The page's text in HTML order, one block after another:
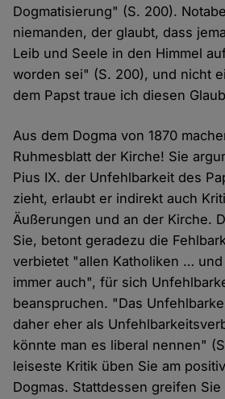
Dogmatisierung" (S. 200).
niemanden, der glaubt, dass
Leib und Seele in den Himmel
worden sei" (S. 200), und nicht
dem Papst traue ich diesen
Aus dem Dogma von 1870
Ruhmesblatt der Kirche! Sie
Pius IX. der Unfehlbarkeit des
zieht, erlaubt er indirekt auch
Äußerungen und an der Kirche.
Sie, betont geradezu die
verbietet "allen Katholiken …
immer auch", für sich
beanspruchen. "Das
daher eher als
könnte man es liberal nennen"
leiseste Kritik üben Sie am
Dogmas. Stattdessen greifen